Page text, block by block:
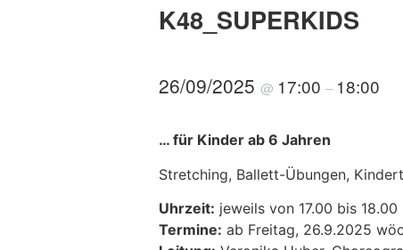
K48_SUPERKIDS
26/09/2025 @ 17:00 – 18:00
… für Kinder ab 6 Jahren
Stretching, Ballett-Übungen,
Uhrzeit: jeweils von 17.00 bis 18.00
Termine: ab Freitag, 26.9.2025